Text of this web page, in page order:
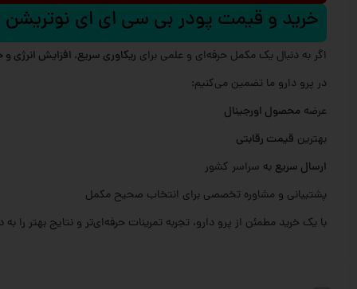
خرید و قیمت پودر بی سی ای ای نوتریشن پلاس 300
اگر به دنبال یک مکمل حرفه‌ای و علمی برای ریکاوری سریع، افزایش انرژی
در پرو دارو ما تضمین می‌کنیم:
عرضه محصول اورجینال
بهترین قیمت رقابتی
ارسال سریع به سراسر کشور
پشتیبانی و مشاوره تخصصی برای انتخاب صحیح مکمل
با یک خرید مطمئن از پرو دارو، تجربه تمرینات حرفه‌ای‌تر و نتایج بهتر را